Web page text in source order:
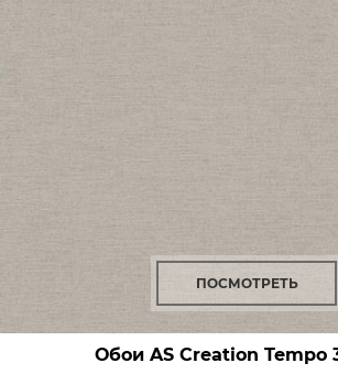
ПОСМОТРЕТЬ
Обои AS Creation Tempo